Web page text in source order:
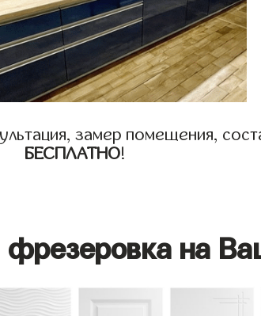
замер помещения,
БЕСПЛАТНО!
фрезеровка на